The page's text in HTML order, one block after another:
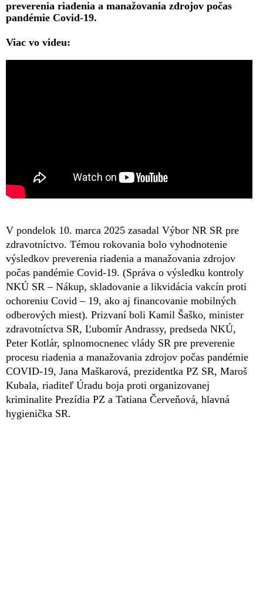
preverenia riadenia a manažovania zdrojov počas
pandémie Covid-19.
Viac vo videu:
V pondelok 10. marca 2025 zasadal Výbor NR SR pre
zdravotníctvo. Témou rokovania bolo vyhodnotenie
výsledkov preverenia riadenia a manažovania zdrojov
počas pandémie Covid-19. (Správa o výsledku kontroly
NKÚ SR – Nákup, skladovanie a likvidácia vakcín proti
ochoreniu Covid – 19, ako aj financovanie mobilných
odberových miest). Prizvaní boli Kamil Šaško, minister
zdravotníctva SR, Ľubomír Andrassy, predseda NKÚ,
Peter Kotlár, splnomocnenec vlády SR pre preverenie
procesu riadenia a manažovania zdrojov počas pandémie
COVID-19, Jana Maškarová, prezidentka PZ SR, Maroš
Kubala, riaditeľ Úradu boja proti organizovanej
kriminalite Prezídia PZ a Tatiana Červeňová, hlavná
hygienička SR.